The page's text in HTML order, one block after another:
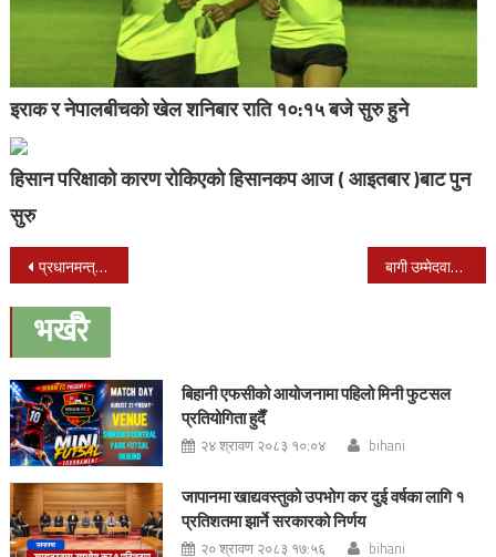
इराक र नेपालबीचको खेल शनिबार राति १०:१५ बजे सुरु हुने
हिसान परिक्षाको कारण रोकिएको हिसानकप आज ( आइतबार )बाट पुन
सुरु
Post
navigation
प्रधानमन्त्री देउवाको भारत भ्रमण तयारी बागी उम्मेदवारलाई एमाले कोहलपुरले गर्यो कारबाहि
भर्खरै
बिहानी एफसीको आयोजनामा पहिलो मिनी फुटसल
प्रतियोगिता हुदैँ
२४ श्रावण २०८३ १०:०४ bihani
जापानमा खाद्यवस्तुको उपभोग कर दुई वर्षका लागि १
प्रतिशतमा झार्ने सरकारको निर्णय
२० श्रावण २०८३ १७:५६ bihani